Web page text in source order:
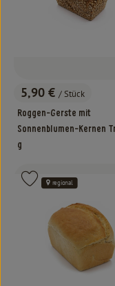
, Preis:
5,90 € / Stück
Roggen-Gerste mit
Sonnenblumen-Kernen
g
regional
Produkt zu